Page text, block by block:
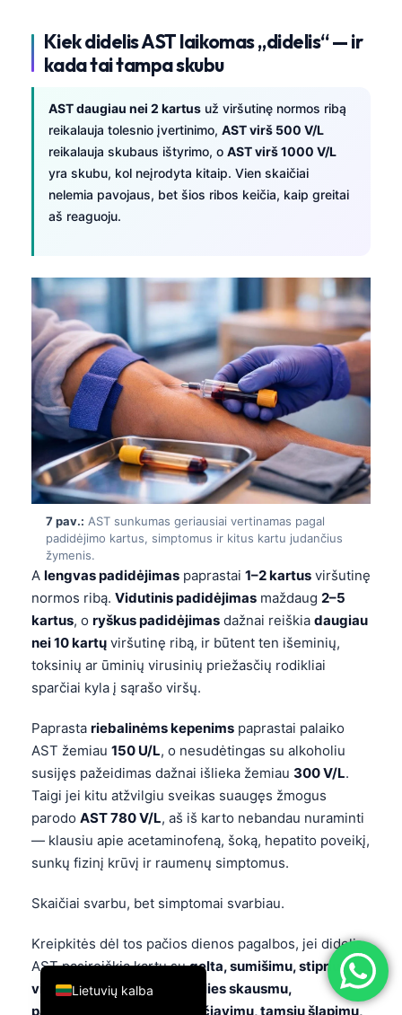
Kiek didelis AST laikomas „didelis“ — ir
kada tai tampa skubu
AST daugiau nei 2 kartus už viršutinę normos ribą
reikalauja tolesnio įvertinimo, AST virš 500 V/L
reikalauja skubaus ištyrimo, o AST virš 1000 V/L
yra skubu, kol neįrodyta kitaip. Vien skaičiai
nelemia pavojaus, bet šios ribos keičia, kaip greitai
aš reaguoju.
7 pav.: AST sunkumas geriausiai vertinamas pagal
padidėjimo kartus, simptomus ir kitus kartu judančius
žymenis.
A lengvas padidėjimas paprastai 1–2 kartus viršutinę
normos ribą. Vidutinis padidėjimas maždaug 2–5
kartus, o ryškus padidėjimas dažnai reiškia daugiau
nei 10 kartų viršutinę ribą, ir būtent ten išeminių,
toksinių ar ūminių virusinių priežasčių rodikliai
sparčiai kyla į sąrašo viršų.
Paprasta riebalinėms kepenims paprastai palaiko
AST žemiau 150 U/L, o nesudėtingas su alkoholiu
susijęs pažeidimas dažnai išlieka žemiau 300 V/L.
Taigi jei kitu atžvilgiu sveikas suaugęs žmogus
parodo AST 780 V/L, aš iš karto nebandau nuraminti
— klausiu apie acetaminofeną, šoką, hepatito poveikį,
sunkų fizinį krūvį ir raumenų simptomus.
Skaičiai svarbu, bet simptomai svarbiau.
Kreipkitės dėl tos pačios dienos pagalbos, jei didelis
AST pasireiškia kartu sugelta, sumišimu, stipriu
viršutinės dešinės pilvo dalies skausmu,
pakartotiniu vėmimu, karščiavimu, tamsiu šlapimu,
Lietuvių kalba
English
العربية
Français
עִבְרִית
Italiano
Español
Português
Ελληνικά
Türkçe
Română
简体中文
فارسی
Български
Dansk
Nederlands
हिन्दी
Bahasa Indonesia
Հայերեն
Íslenska
Српски језик
Svenska
Bosanski
Azərbaycan dili
日本語
Čeština
ქართული
Русский
Polski
한국어
Slovenščina